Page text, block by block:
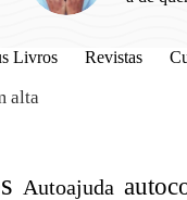
Livros Revistas
alta
Autoajuda